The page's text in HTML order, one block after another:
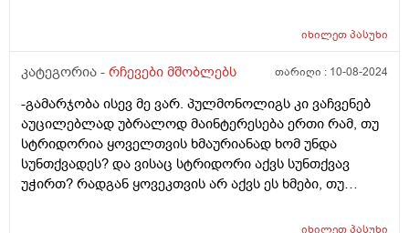
იხილეთპასუხი
კატეგორია - რჩევები მშობლებს თარიღი : 10-08-2024
-გამარჯობა ისევ მე ვარ. პულმონოლიგს კი ვაჩვენებ
აუცილებლად უბრალოდ მაინტერესება ერთი რამ, თუ
სტრიდორია ყოველთვის ხმაურიანად ხომ უნდა
სუნთქვადეს? და ვისაც სტრიდორი აქვს სუნთქვავ
უჭირთ? რადგან ყოვეკთვის არ აქვს ეს ხმები, თუ
ძალიან ეზნიქება ყელთან და გულმკერდთან.იხილეთპასუხი